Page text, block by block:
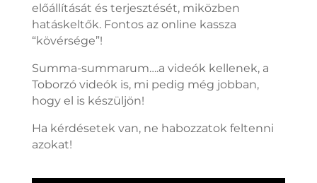
előállítását és terjesztését, miközben
hatáskeltők. Fontos az online kassza
“kövérsége”!
Summa-summarum….a videók kellenek, a
Toborzó videók is, mi pedig még jobban,
hogy el is készüljön!
Ha kérdésetek van, ne habozzatok feltenni
azokat!